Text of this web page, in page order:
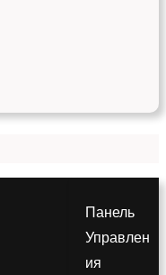
Панель
Управлен
ия